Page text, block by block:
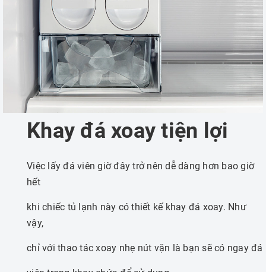
Khay đá xoay tiện lợi
Việc lấy đá viên giờ đây trở nên dễ dàng hơn bao giờ
hết
khi chiếc tủ lạnh này có thiết kế khay đá xoay. Như
vậy,
chỉ với thao tác xoay nhẹ nút vặn là bạn sẽ có ngay đá